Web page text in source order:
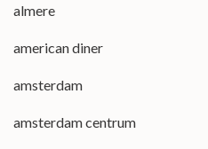
almere
american diner
amsterdam
amsterdam centrum